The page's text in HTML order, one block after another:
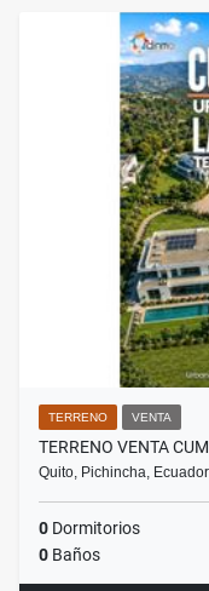
TERRENO VENTA
TERRENO VENTA
Quito, Pichincha, Ecuador
0 Dormitorios
0 Baños